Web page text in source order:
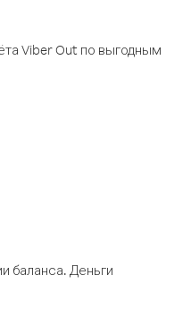
Viber Out по выгодным
баланса. Деньги